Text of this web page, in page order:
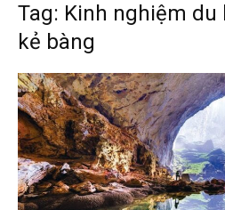
Tag: Kinh nghiệm du
kẻ bàng